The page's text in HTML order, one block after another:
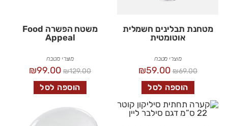
מטחנת תבלינים חשמלית
אוטומטית
מוצרי מטבח
₪69.00
₪59.00
הוספה לסל
משטח הפשרה Food
Appeal
מוצרי מטבח
₪129.00
₪99.00
הוספה לסל